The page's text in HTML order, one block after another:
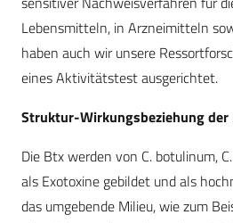
Lebensmitteln, in Arzneimitteln
haben auch wir unsere
eines Aktivitätstest ausgerichtet.
Struktur-Wirkungsbeziehung
Die Btx werden von C. botulinum,
als Exotoxine gebildet und als
das umgebende Milieu, wie zum